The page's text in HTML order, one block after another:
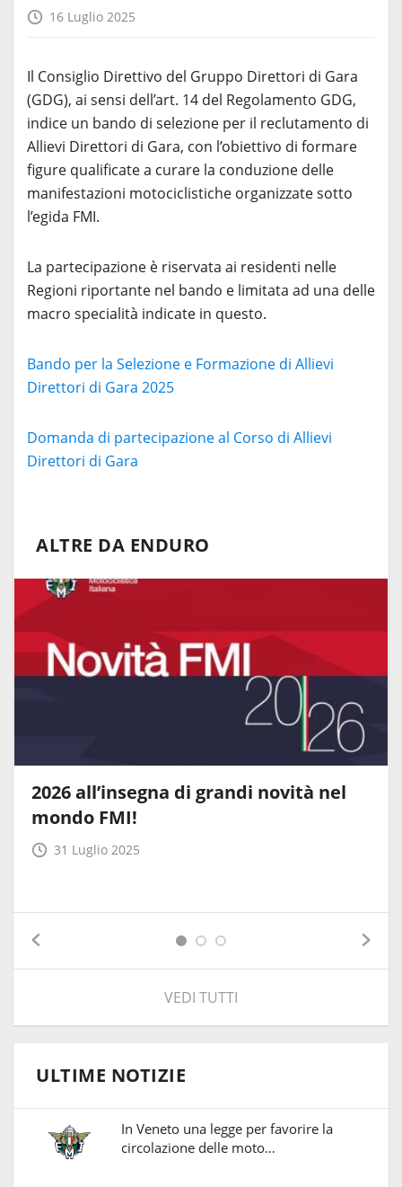
16 Luglio 2025
Il Consiglio Direttivo del Gruppo Direttori di Gara
(GDG), ai sensi dell’art. 14 del Regolamento GDG,
indice un bando di selezione per il reclutamento di
Allievi Direttori di Gara, con l’obiettivo di formare
figure qualificate a curare la conduzione delle
manifestazioni motociclistiche organizzate sotto
l’egida FMI.
La partecipazione è riservata ai residenti nelle
Regioni riportante nel bando e limitata ad una delle
macro specialità indicate in questo.
Bando per la Selezione e Formazione di Allievi
Direttori di Gara 2025
Domanda di partecipazione al Corso di Allievi
Direttori di Gara
ALTRE DA ENDURO
2026 all’insegna di grandi novità nel
mondo FMI!
31 Luglio 2025
VEDI TUTTI
ULTIME NOTIZIE
In Veneto una legge per favorire la
circolazione delle moto…